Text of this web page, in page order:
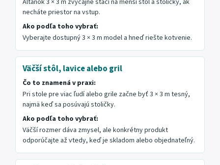
Altánok 3 × 3 m zvyčajne stačí na menší stôl a stoličky, ak
necháte priestor na vstup.
Ako podľa toho vybrať:
Vyberajte dostupný 3 × 3 m model a hneď riešte kotvenie.
Väčší stôl, lavice alebo gril
Čo to znamená v praxi:
Pri stole pre viac ľudí alebo grile začne byť 3 × 3 m tesný,
najmä keď sa posúvajú stoličky.
Ako podľa toho vybrať:
Väčší rozmer dáva zmysel, ale konkrétny produkt
odporúčajte až vtedy, keď je skladom alebo objednateľný.